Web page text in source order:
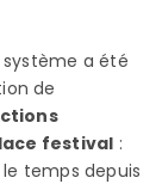
a été
de
festival :
temps depuis